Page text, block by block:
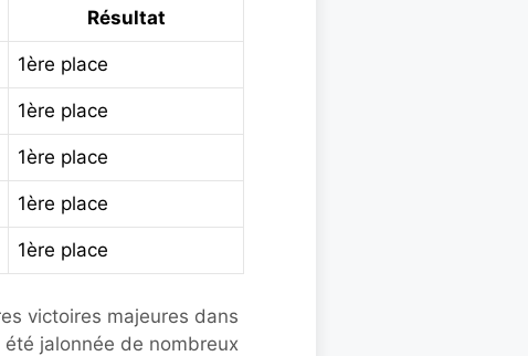
Résultat
1ère place
1ère place
1ère place
1ère place
1ère place
victoires majeures dans
été jalonnée de nombreux